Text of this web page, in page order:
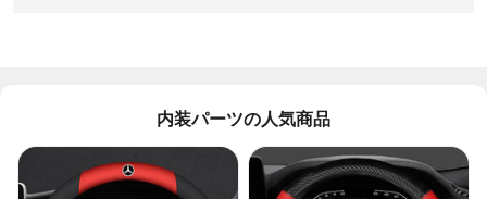
内装パーツの人気商品